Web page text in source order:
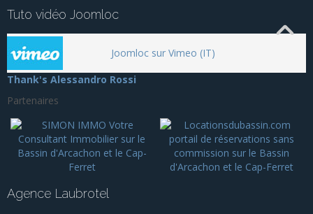
Tuto vidéo Joomloc
Joomloc sur Vimeo (IT)
Thank's Alessandro Rossi
Partenaires
Agence Laubrotel